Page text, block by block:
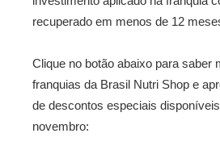
recuperado em menos de 12
Clique no botão abaixo para saber
franquias da Brasil Nutri Shop e
de descontos especiais
novembro: